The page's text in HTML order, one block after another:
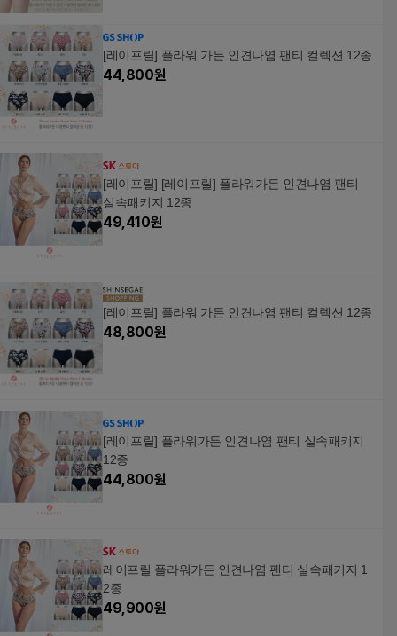
[레이프릴] 플라워 가든 인견나염 팬티 컬렉션 12종
44,800원
[레이프릴] [레이프릴] 플라워가든 인견나염 팬티
실속패키지 12종
49,410원
[레이프릴] 플라워 가든 인견나염 팬티 컬렉션 12종
48,800원
[레이프릴] 플라워가든 인견나염 팬티 실속패키지
12종
44,800원
레이프릴 플라워가든 인견나염 팬티 실속패키지 1
2종
49,900원